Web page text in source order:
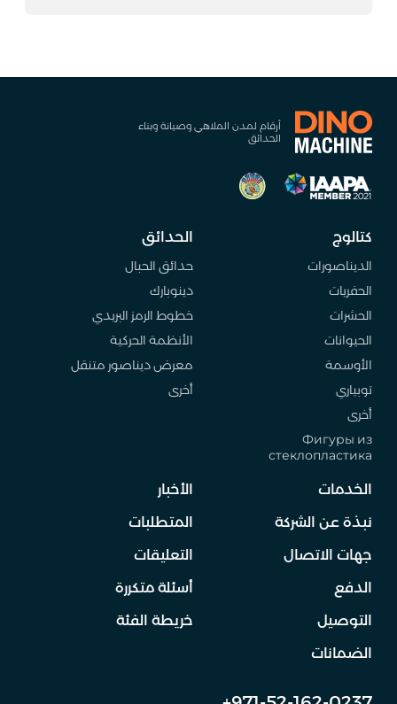
أرقام لمدن الملاهي وصيانة وبناء
الحدائق
كتالوج
الديناصورات
الحفريات
الحشرات
الحيوانات
الأوسمة
توبياري
أخرى
Фигуры из
стеклопластика
الحدائق
حدائق الحبال
دينوبارك
خطوط الرمز البريدي
الأنظمة الحركية
معرض ديناصور متنقل
أخرى
الخدمات
نبذة عن الشركة
جهات الاتصال
الدفع
التوصيل
الضمانات
الأخبار
المتطلبات
التعليقات
أسئلة متكررة
خريطة الفئة